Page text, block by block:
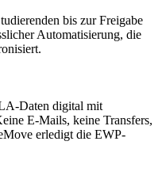
bis zur Freigabe
Automatisierung, die
Daten digital mit
E-Mails, keine Transfers,
erledigt die EWP-